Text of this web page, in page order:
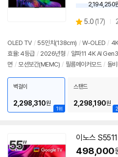
2,194,250
별
5.0 (상
리
뷰
17)
OLED TV / 55인치 (138cm) / W-OLED /
효율: 4등급 / 2026년형 / 알파11 4K AI Gen3
면 / 모션보간(MEMC) / 필름메이커모드 / 돌
G-Sync Compatible
FreeSync
1위
벽걸이
2,298,310원
스탠드
2,298,190원
이노스
498,000